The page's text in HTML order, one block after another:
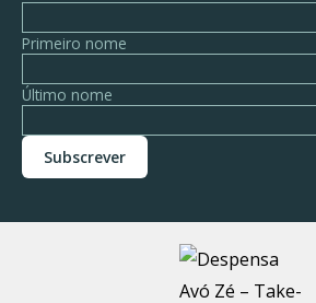
Primeiro nome
Último nome